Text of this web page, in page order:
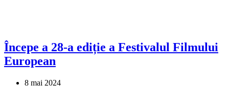
Începe a 28-a ediție a Festivalul Filmului
European
8 mai 2024